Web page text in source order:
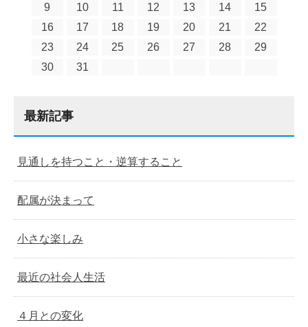
9
10 11 12 13 14
15
16
17 18 19 20 21
22
23
24 25 26 27 28
29
30
31
最新記事
見通しを持つこと・逆算すること
配属が決まって
小さな楽しみ
最近の社会人生活
４月との変化